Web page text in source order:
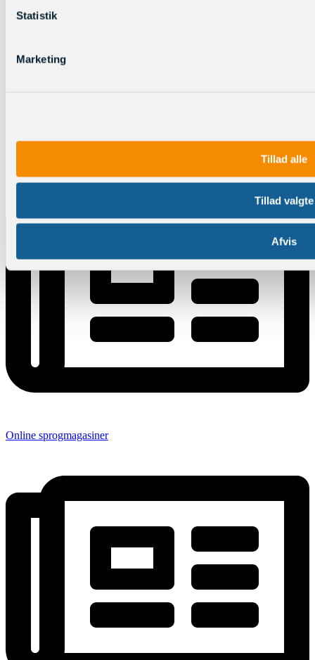
Statistik
Marketing
Tillad alle
Tillad valgte
Afvis
Online sprogmagasiner